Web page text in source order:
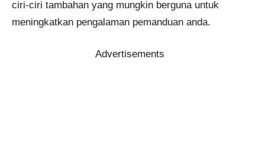
ciri-ciri tambahan yang mungkin berguna untuk
meningkatkan pengalaman pemanduan anda.
Advertisements